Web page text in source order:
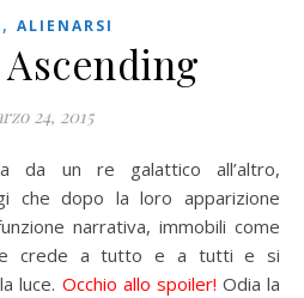
, ALIENARSI
24, 2015
che dopo la loro apparizione
narrativa, immobili come
crede a tutto e a tutti e si
luce. Occhio allo spoiler! Odia la